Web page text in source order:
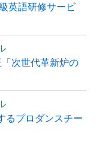
英語研修サービ
「次世代革新炉の
るプロダンスチー